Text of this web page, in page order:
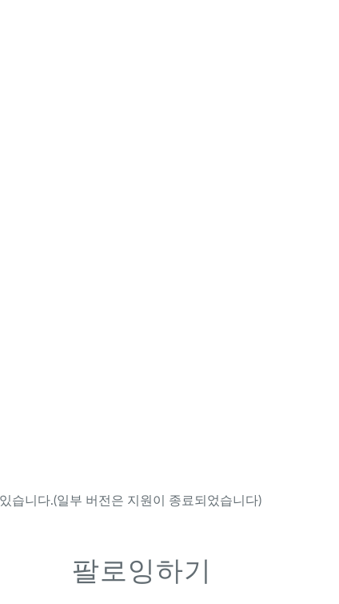
습니다.(일부 버전은 지원이 종료되었습니다)
팔로잉하기